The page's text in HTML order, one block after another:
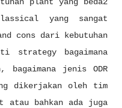
yang sangat
cons dari kebutuhan
strategy bagaimana
bagaimana jenis ODR
dikerjakan oleh tim
atau bahkan ada juga